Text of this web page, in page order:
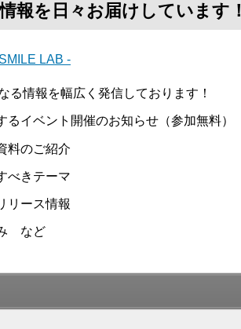
報を日々お届けしています！
LAB -
る情報を幅広く発信しております！
るイベント開催のお知らせ（参加無料）
料のご紹介
べきテーマ
リース情報
など